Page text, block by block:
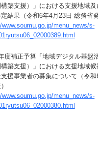
築支援）」における支援地域
結果（令和6年4月23日 総務省発
www.soumu.go.jp/menu_news/s-
度補正予算「地域デジタル基盤
築支援）」における支援地域候
援事業者の募集について（令
www.soumu.go.jp/menu_news/s-